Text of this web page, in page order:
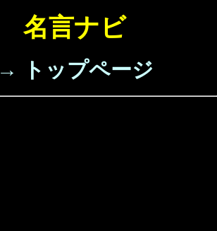
名言ナビ
→ トップページ